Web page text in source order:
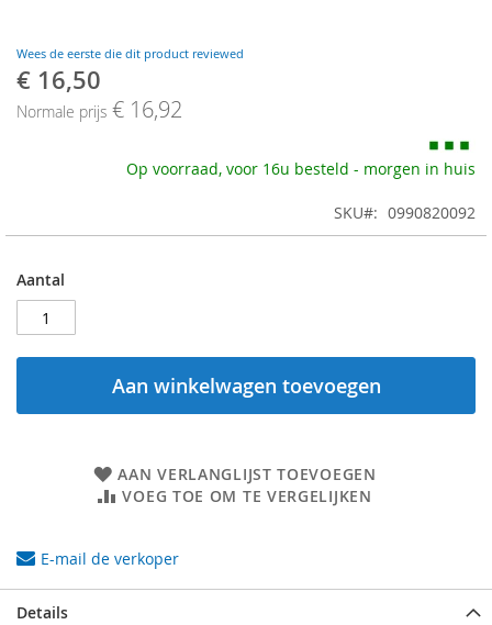
Wees de eerste die dit product reviewed
Speciale
€ 16,50
Normale prijs € 16,92
Op voorraad, voor 16u besteld - morgen in huis
SKU 0990820092
Aantal
Aan winkelwagen toevoegen
AAN VERLANGLIJST TOEVOEGEN
VOEG TOE OM TE VERGELIJKEN
E-mail de verkoper
Details